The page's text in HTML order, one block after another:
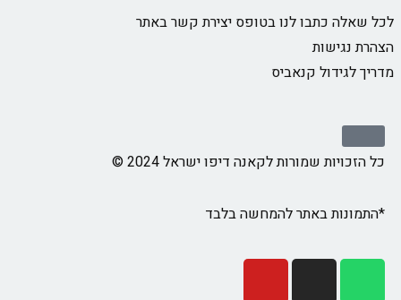
לכל שאלה כתבו לנו בטופס יצירת קשר באתר
הצהרת נגישות
מדריך לגידול קנאביס
כל הזכויות שמורות לקאנה דיפו ישראל 2024 ©
*התמונות באתר להמחשה בלבד